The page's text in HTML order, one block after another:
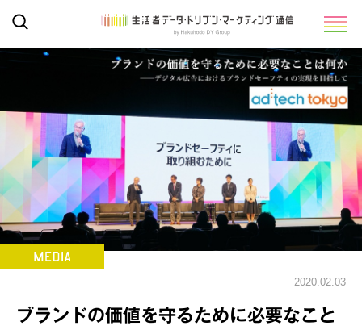
2020.02.03
ブランドの価値を守るために必要なこと